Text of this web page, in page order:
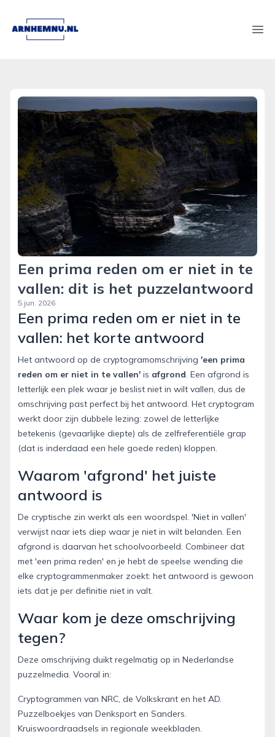
arnhemnu.nl
Een prima reden om er niet in te
vallen: dit is het puzzelantwoord
5 jun. 2026
Een prima reden om er niet in te
vallen: het korte antwoord
Het antwoord op de cryptogramomschrijving 'een prima
reden om er niet in te vallen' is afgrond. Een afgrond is
letterlijk een plek waar je beslist niet in wilt vallen, dus de
omschrijving past perfect bij het antwoord. Het cryptogram
werkt door zijn dubbele lezing: zowel de letterlijke
betekenis (gevaarlijke diepte) als de zelfreferentiële grap
(dat is inderdaad een hele goede reden) kloppen.
Waarom 'afgrond' het juiste
antwoord is
De cryptische zin werkt als een woordspel. 'Niet in vallen'
verwijst naar iets diep waar je niet in wilt belanden. Een
afgrond is daarvan het schoolvoorbeeld. Combineer dat
met 'een prima reden' en je hebt de speelse wending die
elke cryptogrammenmaker zoekt: het antwoord is gewoon
iets dat je per definitie niet in valt.
Waar kom je deze omschrijving
tegen?
Deze omschrijving duikt regelmatig op in Nederlandse
puzzelmedia. Vooral in:
Cryptogrammen van NRC, de Volkskrant en het AD.
Puzzelboekjes van Denksport en Sanders.
Kruiswoordraadsels in regionale weekbladen.